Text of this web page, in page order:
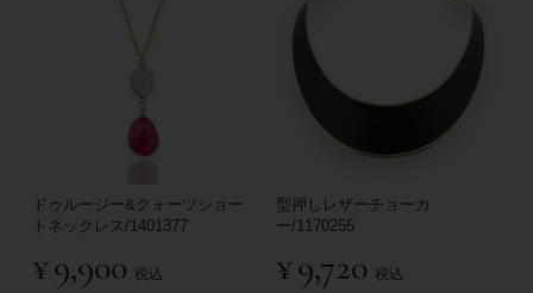
ドゥルージー&クォーツショー
トネックレス/1401377
¥9,900 税込
型押しレザーチョーカ
ー/1170255
¥9,720 税込